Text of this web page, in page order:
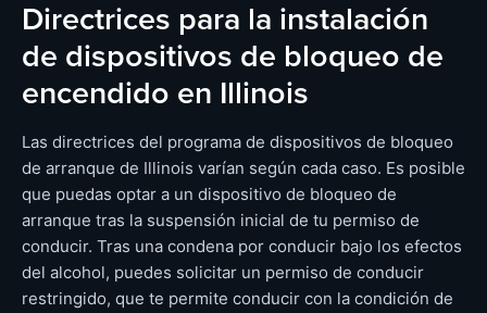
Directrices para la instalación
de dispositivos de bloqueo de
encendido en Illinois
Las directrices del programa de dispositivos de bloqueo
de arranque de Illinois varían según cada caso. Es posible
que puedas optar a un dispositivo de bloqueo de
arranque tras la suspensión inicial de tu permiso de
conducir. Tras una condena por conducir bajo los efectos
del alcohol, puedes solicitar un permiso de conducir
restringido, que te permite conducir con la condición de